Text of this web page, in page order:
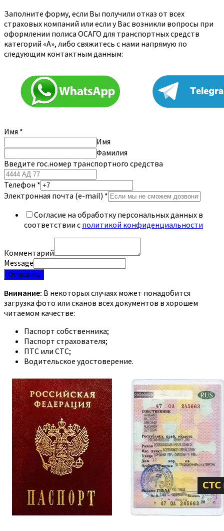
Заполните форму, если Вы получили отказ от всех
страховых компаний или если у Вас возникли вопросы при
оформлении полиса ОСАГО для транспортных средств
категорий «A», либо свяжитесь с нами напрямую по
следующим контактным данным:
Имя *
Имя
Фамилия
Введите гос.номер транспортного средства
Телефон *
Электронная почта (e-mail) *
Согласие на обработку персональных данных в
соответствии с политикой конфиденциальности
Комментарий
Message
Отправить
Внимание: В некоторых случаях может понадобится
загрузка фото или сканов всех документов в хорошем
читаемом качестве:
Паспорт собственника;
Паспорт страхователя;
ПТС или СТС;
Водительское удостоверение.